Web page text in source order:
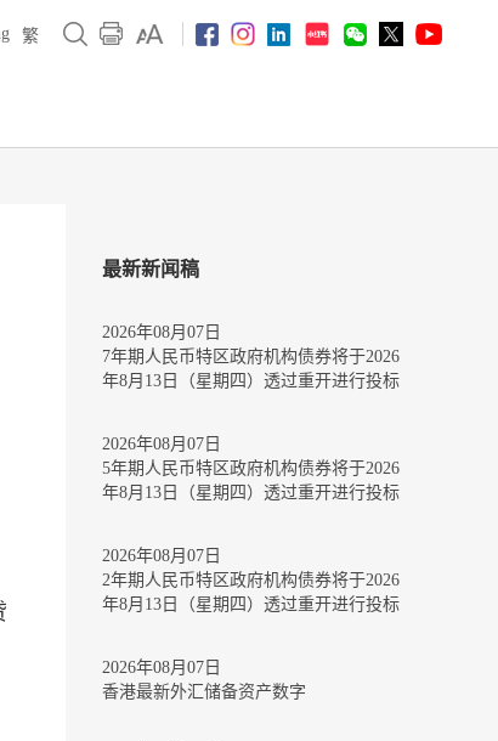
繁
最新新闻稿
2026年08月07日
7年期人民币特区政府机构债券将于2026
年8月13日（星期四）透过重开进行投标
2026年08月07日
5年期人民币特区政府机构债券将于2026
年8月13日（星期四）透过重开进行投标
2026年08月07日
2年期人民币特区政府机构债券将于2026
年8月13日（星期四）透过重开进行投标
2026年08月07日
香港最新外汇储备资产数字